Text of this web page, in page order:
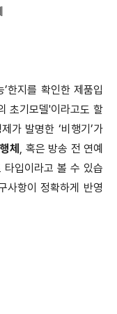
한지를 확인한 제품입
초기모델'이라고도 할
가 발명한 ‘비행기’가
체 , 혹은 방송 전 연예
타입이라고 볼 수 있습
사항이 정확하게 반영